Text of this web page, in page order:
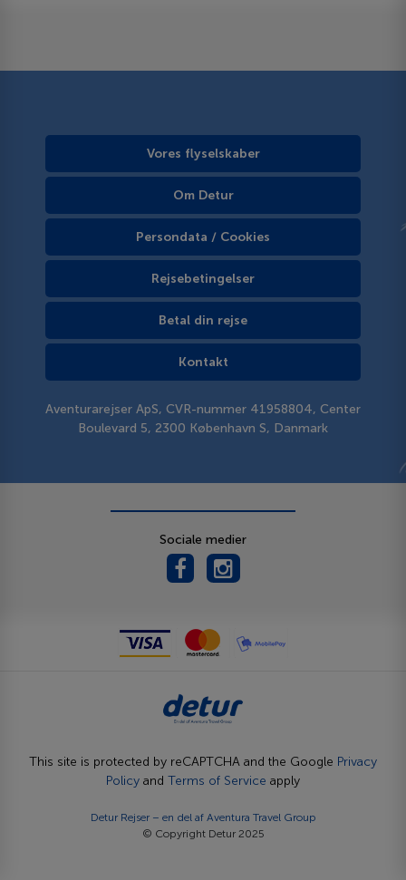
Vores flyselskaber
Om Detur
Persondata / Cookies
Rejsebetingelser
Betal din rejse
Kontakt
Aventurarejser ApS, CVR-nummer 41958804, Center
Boulevard 5, 2300 København S, Danmark
Sociale medier
This site is protected by reCAPTCHA and the Google Privacy
Policy and Terms of Service apply
Detur Rejser – en del af Aventura Travel Group
© Copyright Detur 2025